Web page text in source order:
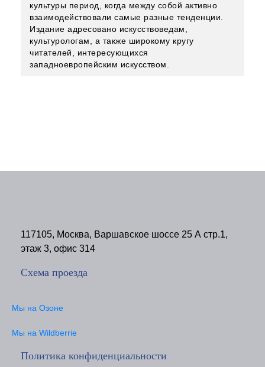
культуры период, когда между собой активно
взаимодействовали самые разные тенденции.
Издание адресовано искусствоведам,
культурологам, а также широкому кругу
читателей, интересующихся
западноевропейским искусством.
117105, Москва, Варшавское шоссе 25 А стр.1,
этаж 3, офис 314
Схема проезда
Мы на Озоне
Мы на Wildberrie
Политика конфиденциальности